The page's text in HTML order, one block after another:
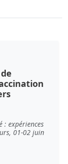
: expériences
01-02 juin